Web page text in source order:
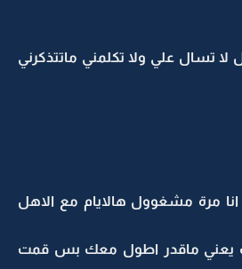
تسال علي ولا تكلمني ماتتذكرني
مرة مشغوول هالايام مع الاهل
يعني ماقدر اطول معك بس قمت